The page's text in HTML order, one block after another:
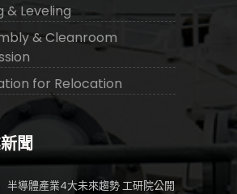
& Leveling
& Cleanroom
for Relocation
聞
半導體產業4大未來趨勢 工研院公開